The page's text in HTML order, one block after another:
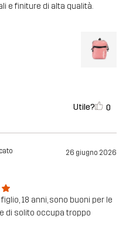
e finiture di alta qualità.
Utile? 0
26 giugno 2026
18 anni, sono buoni per le
di solito occupa troppo